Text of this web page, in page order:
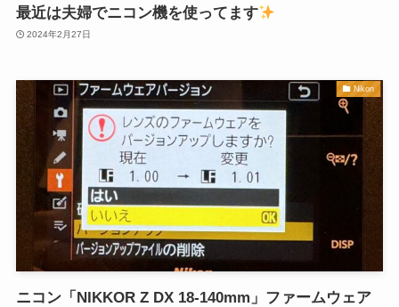
最近は夫婦でニコン機を使ってます
2024年2月27日
Nikon
ニコン「NIKKOR Z DX 18-140mm」ファームウェア